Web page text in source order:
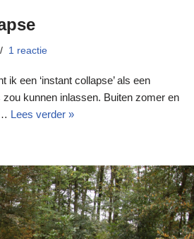
1 reactie
ik een ‘instant collapse’ als een
zou kunnen inlassen. Buiten zomer en
Lees verder »